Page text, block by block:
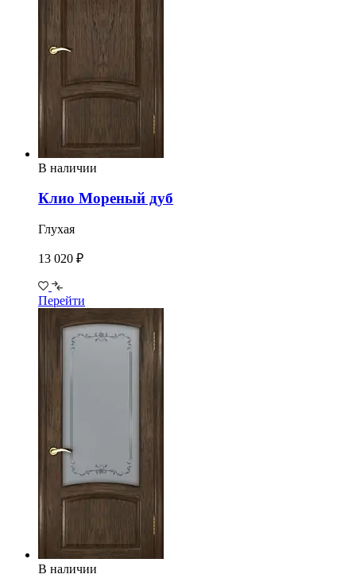
В наличии
Клио Мореный дуб
Глухая
13 020 ₽
Перейти
В наличии